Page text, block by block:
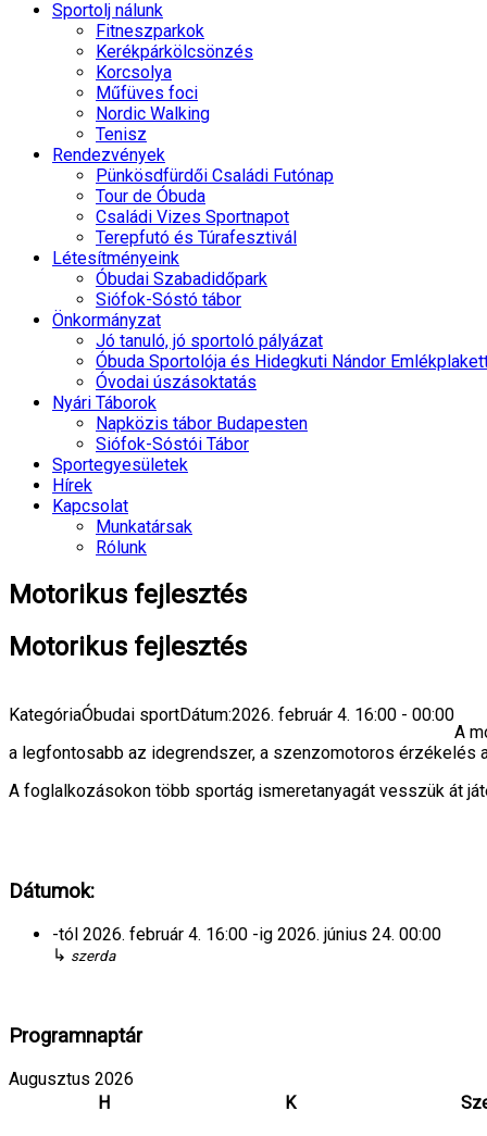
Sportolj nálunk
Fitneszparkok
Kerékpárkölcsönzés
Korcsolya
Műfüves foci
Nordic Walking
Tenisz
Rendezvények
Pünkösdfürdői Családi Futónap
Tour de Óbuda
Családi Vizes Sportnapot
Terepfutó és Túrafesztivál
Létesítményeink
Óbudai Szabadidőpark
Siófok-Sóstó tábor
Önkormányzat
Jó tanuló, jó sportoló pályázat
Óbuda Sportolója és Hidegkuti Nándor
Óvodai úszásoktatás
Nyári Táborok
Napközis tábor Budapesten
Siófok-Sóstói Tábor
Sportegyesületek
Hírek
Kapcsolat
Munkatársak
Rólunk
Motorikus fejlesztés
Motorikus fejlesztés
KategóriaÓbudai sportDátum:2026. február 4. 16:00 - 00:00
A
a legfontosabb az idegrendszer, a szenzomotoros
A foglalkozásokon több sportág ismeretanyagát vesszük át
Dátumok:
-tól 2026. február 4. 16:00 -ig 2026. június 24. 00:00
↳ szerda
Programnaptár
Augusztus 2026
H
K